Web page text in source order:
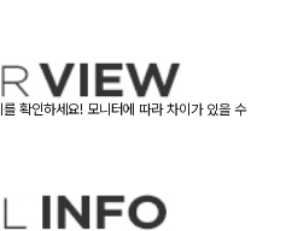
확인하세요! 모니터에 따라 차이가 있을 수